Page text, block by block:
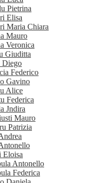
Pietrina
Elisa
Maria Chiara
Mauro
Veronica
Giuditta
Diego
Federico
Gavino
Alice
Federica
Jndira
Mauro
Patrizia
Eloisa
Antonello
Federica